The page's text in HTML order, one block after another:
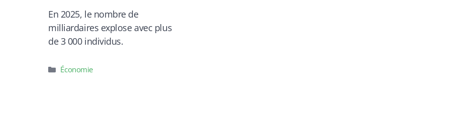
En 2025, le nombre de
milliardaires explose avec plus
de 3 000 individus.
Catégories
Économie